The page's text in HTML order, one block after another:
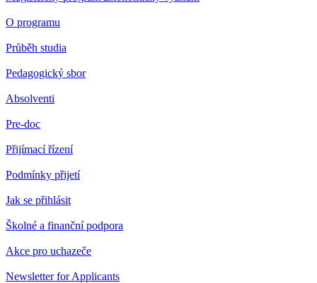
O programu
Průběh studia
Pedagogický sbor
Absolventi
Pre-doc
Přijímací řízení
Podmínky přijetí
Jak se přihlásit
Školné a finanční podpora
Akce pro uchazeče
Newsletter for Applicants